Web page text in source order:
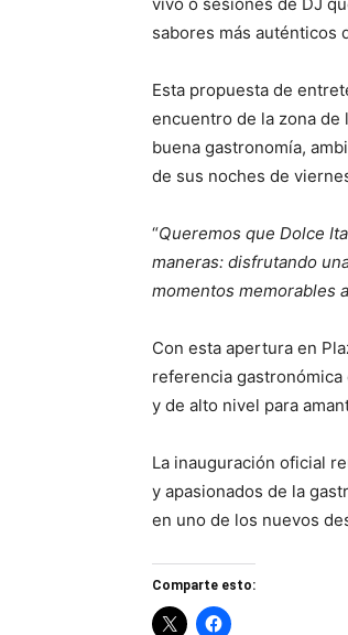
sabores más auténticos
Esta propuesta de
encuentro de la zona de
buena gastronomía,
de sus noches de
“Queremos que Dolce
maneras: disfrutando
momentos memorables
Con esta apertura en
referencia
y de alto nivel para
La inauguración oficial
y apasionados de la
en uno de los nuevos
Comparte esto: